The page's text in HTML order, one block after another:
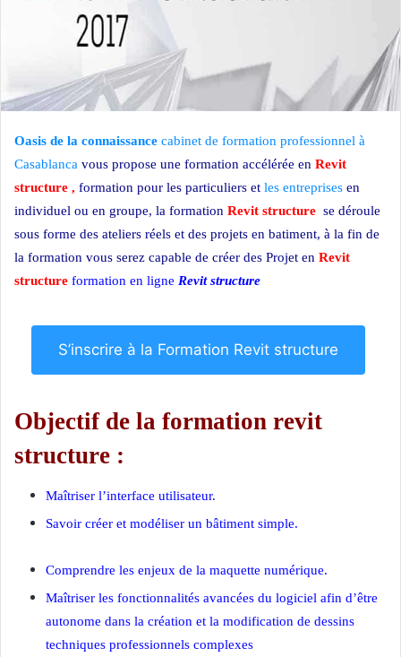
Oasis de la connaissance cabinet de formation professionnel à
Casablanca vous propose une formation accélérée en Revit
structure , formation pour les particuliers et les entreprises en
individuel ou en groupe, la formation Revit structure se déroule
sous forme des ateliers réels et des projets en batiment, à la fin de
la formation vous serez capable de créer des Projet en Revit
structure formation en ligne Revit structure
S’inscrire à la Formation Revit structure
Objectif de la formation revit
structure :
Maîtriser l’interface utilisateur.
Savoir créer et modéliser un bâtiment simple.
Comprendre les enjeux de la maquette numérique.
Maîtriser les fonctionnalités avancées du logiciel afin d’être
autonome dans la création et la modification de dessins
techniques professionnels complexes